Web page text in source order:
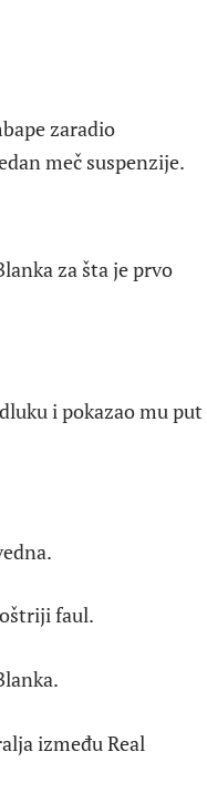
zaradio
meč suspenzije.
za šta je prvo
i pokazao mu put
faul.
između Real